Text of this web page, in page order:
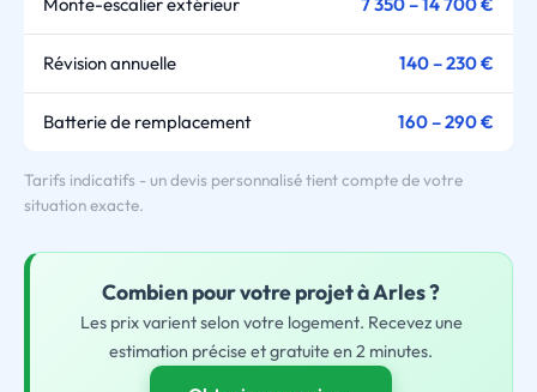
Révision annuelle 140 – 230 €
Batterie de remplacement 160 – 290 €
Tarifs indicatifs - un devis personnalisé tient compte de votre
situation exacte.
Combien pourvotreprojet à Arles ?
Les prix varient selon votre logement. Recevez une
estimation précise et gratuite en 2 minutes.